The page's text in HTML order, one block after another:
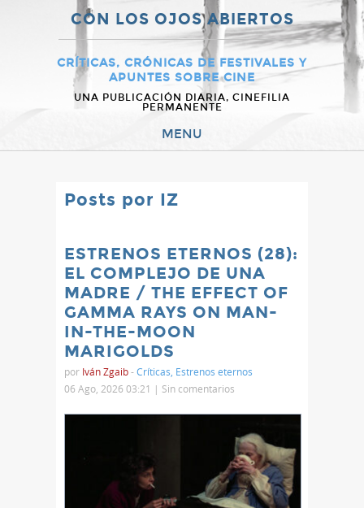
CON LOS OJOS ABIERTOS
CRÍTICAS, CRÓNICAS DE FESTIVALES Y
APUNTES SOBRE CINE
UNA PUBLICACIÓN DIARIA, CINEFILIA
PERMANENTE
MENU
Posts por IZ
ESTRENOS ETERNOS (28):
EL COMPLEJO DE UNA
MADRE / THE EFFECT OF
GAMMA RAYS ON MAN-
IN-THE-MOON
MARIGOLDS
por Iván Zgaib-Críticas Estrenos eternos
06 Ago, 2026 03:21 | Sin comentarios